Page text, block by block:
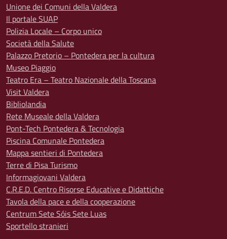
Unione dei Comuni della Valdera
Il portale SUAP
Polizia Locale – Corpo unico
Società della Salute
Palazzo Pretorio – Pontedera per la cultura
Museo Piaggio
Teatro Era – Teatro Nazionale della Toscana
Visit Valdera
Bibliolandia
Rete Museale della Valdera
Pont-Tech Pontedera & Tecnologia
Piscina Comunale Pontedera
Mappa sentieri di Pontedera
Terre di Pisa Turismo
Informagiovani Valdera
C.R.E.D. Centro Risorse Educative e Didattiche
Tavola della pace e della cooperazione
Centrum Sete Sóis Sete Luas
Sportello stranieri